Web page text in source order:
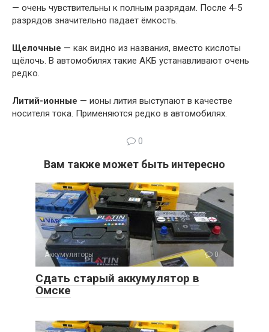
— очень чувствительны к полным разрядам. После 4-5
разрядов значительно падает ёмкость.
Щелочные — как видно из названия, вместо кислоты
щёлочь. В автомобилях такие АКБ устанавливают очень
редко.
Литий-ионные — ионы лития выступают в качестве
носителя тока. Применяются редко в автомобилях.
0
Вам также может быть интересно
Аккумуляторы 0
Сдать старый аккумулятор в
Омске